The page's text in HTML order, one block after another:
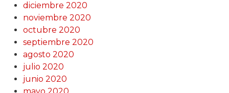
diciembre 2020
noviembre 2020
octubre 2020
septiembre 2020
agosto 2020
julio 2020
junio 2020